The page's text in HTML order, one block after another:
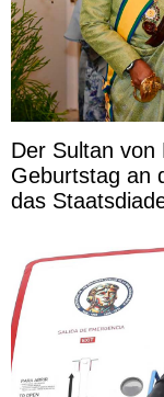
Der Sultan von
Geburtstag an
das